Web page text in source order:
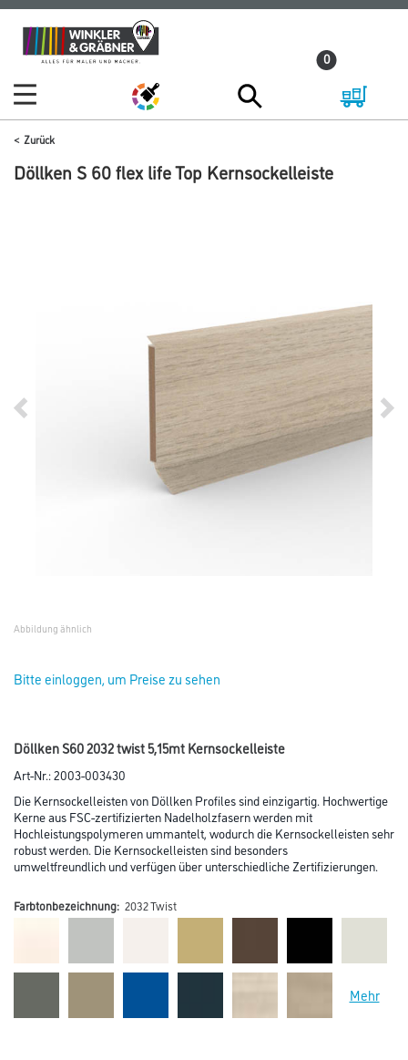
Zum
Inhalt
Zum
Navigationsmenü
0
Zurück
Döllken S 60 flex life Top Kernsockelleiste
Abbildung ähnlich
Bitte einloggen, um Preise zu sehen
Döllken S60 2032 twist 5,15mt Kernsockelleiste
Art-Nr.:2003-003430
Die Kernsockelleisten von Döllken Profiles sind einzigartig. Hochwertige
Kerne aus FSC-zertifizierten Nadelholzfasern werden mit
Hochleistungspolymeren ummantelt, wodurch die Kernsockelleisten sehr
robust werden. Die Kernsockelleisten sind besonders
umweltfreundlich und verfügen über unterschiedliche Zertifizierungen.
Farbtonbezeichnung: 2032 Twist
Mehr